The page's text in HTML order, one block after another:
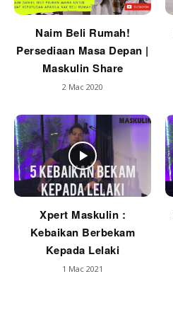
Naim Beli Rumah!
Persediaan Masa Depan |
Maskulin Share
2 Mac 2020
Xpert Maskulin :
Kebaikan Berbekam
Kepada Lelaki
1 Mac 2021